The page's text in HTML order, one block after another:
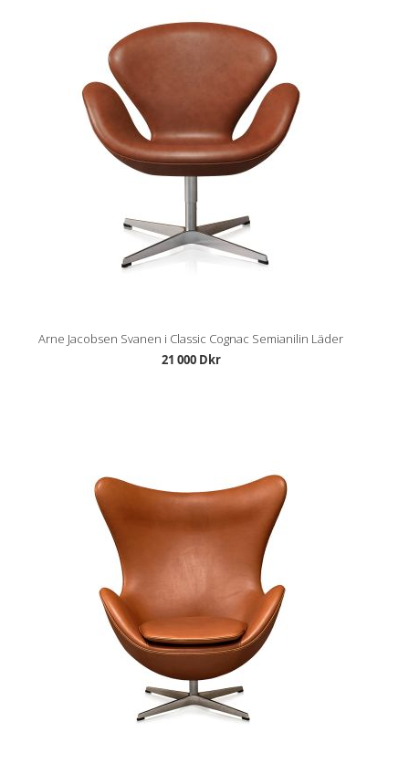
Arne Jacobsen Svanen i Classic Cognac Semianilin Läder
21 000 Dkr